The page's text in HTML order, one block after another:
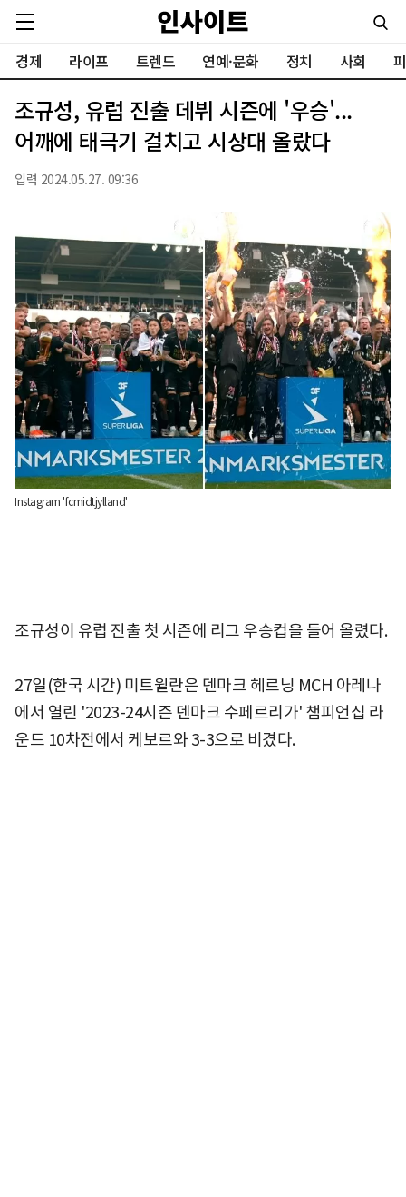
경제 라이프 트렌드 연예·문화 정치 사회
조규성, 유럽 진출 데뷔 시즌에 '우승'...
어깨에 태극기 걸치고 시상대 올랐다
입력 2024.05.27. 09:36
Instagram 'fcmidtjylland'
조규성이 유럽 진출 첫 시즌에 리그 우승컵을 들어 올렸다.
27일(한국 시간) 미트윌란은 덴마크 헤르닝 MCH 아레나
에서 열린 '2023-24시즌 덴마크 수페르리가' 챔피언십 라
운드 10차전에서 케보르와 3-3으로 비겼다.